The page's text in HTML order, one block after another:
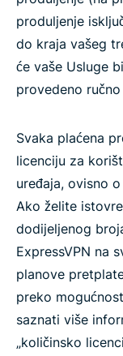
produljenje
do kraja vašeg
će vaše Usluge
provedeno
Svaka plaćena
licenciju za
uređaja, ovisno
Ako želite
dodijeljenog
ExpressVPN na
planove
preko
saznati više
„količinsko